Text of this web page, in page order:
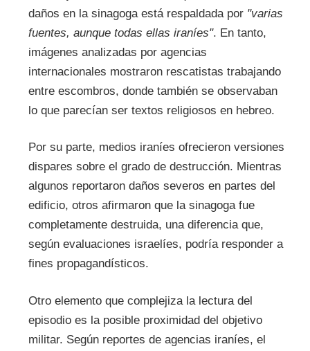
daños en la sinagoga está respaldada por "varias
fuentes, aunque todas ellas iraníes". En tanto,
imágenes analizadas por agencias
internacionales mostraron rescatistas trabajando
entre escombros, donde también se observaban
lo que parecían ser textos religiosos en hebreo.
Por su parte, medios iraníes ofrecieron versiones
dispares sobre el grado de destrucción. Mientras
algunos reportaron daños severos en partes del
edificio, otros afirmaron que la sinagoga fue
completamente destruida, una diferencia que,
según evaluaciones israelíes, podría responder a
fines propagandísticos.
Otro elemento que complejiza la lectura del
episodio es la posible proximidad del objetivo
militar. Según reportes de agencias iraníes, el